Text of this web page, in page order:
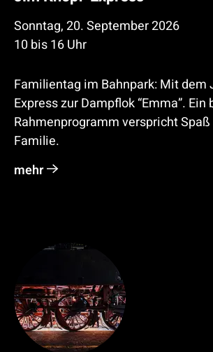
Sonntag, 20. September 2026
10 bis 16 Uhr
Familientag im Bahnpark: Mit dem
Express zur Dampflok “Emma”. Ein
Rahmenprogramm verspricht
Familie.
mehr